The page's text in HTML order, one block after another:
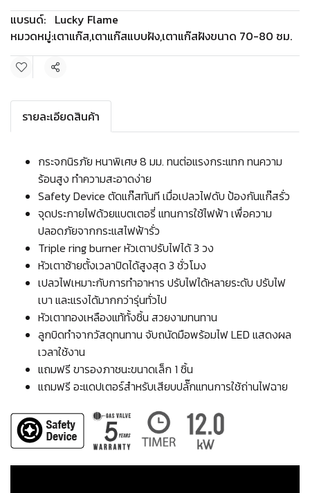
แบรนด์: Lucky Flame
หมวดหมู่:เตาแก๊ส,เตาแก๊สแบบฝัง,เตาแก๊สฝังขนาด 70-80 ซม.
แชร์
รายละเอียดสินค้า
กระจกนิรภัย หนาพิเศษ 8 มม. ทนต่อแรงกระแทก ทนความ
ร้อนสูง ทำความสะอาดง่าย
Safety Device ตัดแก๊สทันที เมื่อเปลวไฟดับ ป้องกันแก๊สรั่ว
จุดประกายไฟด้วยแบตเตอรี่ แทนการใช้ไฟฟ้า เพื่อความ
ปลอดภัยจากกระแสไฟฟ้ารั่ว
Triple ring burner หัวเตาปรับไฟได้ 3 วง
หัวเตาซ้ายตั้งเวลาปิดได้สูงสุด 3 ชั่วโมง
เปลวไฟเหมาะกับการทำอาหาร ปรับไฟได้หลายระดับ ปรับไฟ
เบา และแรงได้มากกว่ารุ่นทั่วไป
หัวเตาทองเหลืองแท้ทั้งชิ้น สวยงามทนทาน
ลูกบิดทำจากวัสดุทนทาน จับถนัดมือพร้อมไฟ LED แสดงผล
เวลาใช้งาน
แถมฟรี ขารองภาชนะขนาดเล็ก 1 ชิ้น
แถมฟรี อะแดปเตอร์สำหรับเสียบปลั๊กแทนการใช้ถ่านไฟฉาย